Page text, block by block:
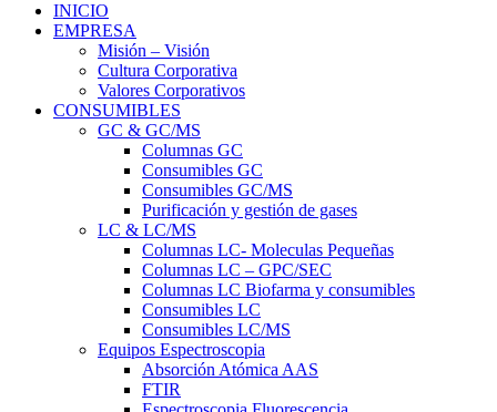
INICIO
EMPRESA
Misión – Visión
Cultura Corporativa
Valores Corporativos
CONSUMIBLES
GC & GC/MS
Columnas GC
Consumibles GC
Consumibles GC/MS
Purificación y gestión de gases
LC & LC/MS
Columnas LC- Moleculas Pequeñas
Columnas LC – GPC/SEC
Columnas LC Biofarma y consumibles
Consumibles LC
Consumibles LC/MS
Equipos Espectroscopia
Absorción Atómica AAS
FTIR